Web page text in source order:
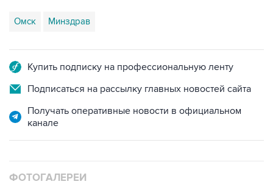
Омск Минздрав
Купить подписку на профессиональную ленту
Подписаться на рассылку главных новостей сайта
Получать оперативные новости в официальном
канале
ФОТОГАЛЕРЕИ